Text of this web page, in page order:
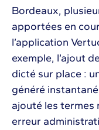
Bordeaux,
apportées en
l’application
exemple, l’ajout
dicté sur place :
généré
ajouté les termes
erreur